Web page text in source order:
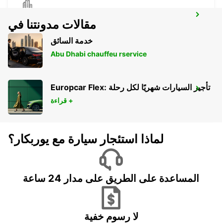
NYON
NYON - SWITZERLAND
ANNECY
ANNECY - FRANCE
مقالات مدونتنا في
خدمة السائق
Abu Dhabi chauffeu rservice
Europcar Flex: تأجير السيارات شهريًا لكل رحلة
قراءة +
لماذا استئجار سيارة مع يوربكار؟
المساعدة على الطريق على مدار 24 ساعة
لا رسوم خفية